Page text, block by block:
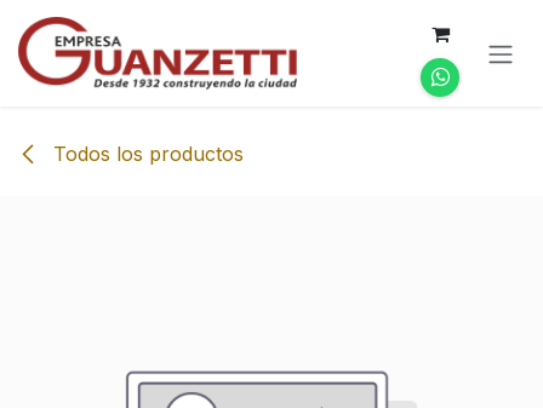
Ir al contenido
Todos los productos